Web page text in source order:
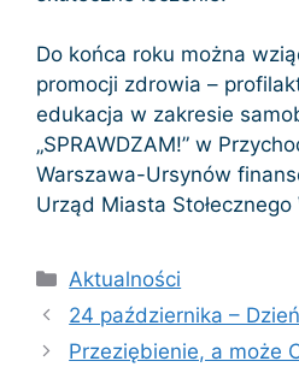
Do końca roku można
promocji zdrowia –
edukacja w zakresie
„SPRAWDZAM!” w
Warszawa-Ursynów
Urząd Miasta Stołecznego
Kategorie
Aktualności
24 października –
Przeziębienie, a może